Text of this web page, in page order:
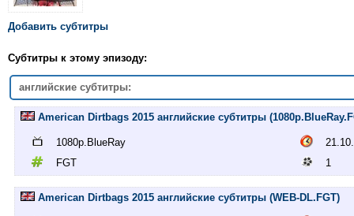
Добавить субтитры
Субтитры к этому эпизоду:
английские субтитры:
American Dirtbags 2015 английские субтитры
1080p.BlueRay
FGT
1
American Dirtbags 2015 английские субтитры (WEB-DL.FGT)